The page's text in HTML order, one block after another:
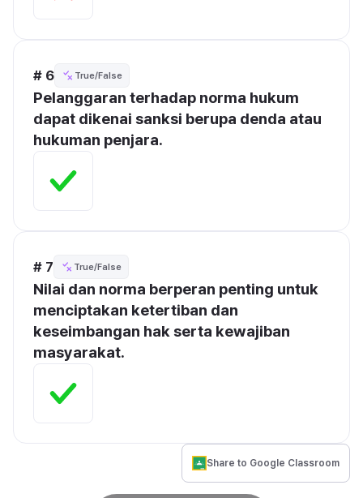
# 6 True/False
Pelanggaran terhadap norma hukum
dapat dikenai sanksi berupa denda atau
hukuman penjara.
# 7 True/False
Nilai dan norma berperan penting untuk
menciptakan ketertiban dan
keseimbangan hak serta kewajiban
masyarakat.
Share to Google Classroom